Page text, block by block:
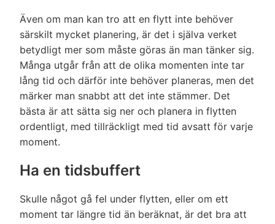
Även om man kan tro att en flytt inte behöver
särskilt mycket planering, är det i själva verket
betydligt mer som måste göras än man tänker sig.
Många utgår från att de olika momenten inte tar
lång tid och därför inte behöver planeras, men det
märker man snabbt att det inte stämmer. Det
bästa är att sätta sig ner och planera in flytten
ordentligt, med tillräckligt med tid avsatt för varje
moment.
Ha en tidsbuffert
Skulle något gå fel under flytten, eller om ett
moment tar längre tid än beräknat, är det bra att